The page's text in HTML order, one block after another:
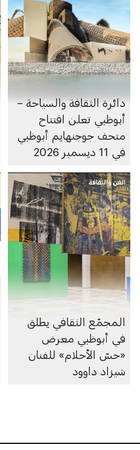
دائرة الثقافة والسياحة –
أبوظبي تعلن افتتاح
متحف جوجنهايم أبوظبي
في 11 ديسمبر 2026
الفن والثقافة
المجمّع الثقافي يطلق
في أبوظبي معرض
«حسّ الأحلام» للفنان
شيزاد داوود